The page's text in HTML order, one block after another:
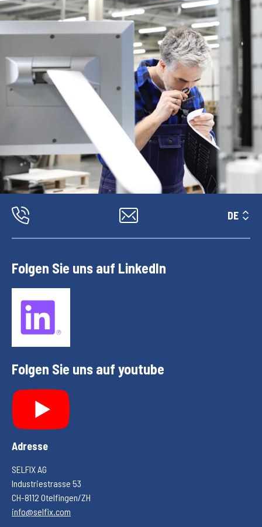
DE
Folgen Sie uns auf LinkedIn
Folgen Sie uns auf youtube
Adresse
SELFIX AG
Industriestrasse 53
CH-8112 Otelfingen/ZH
info@selfix.com